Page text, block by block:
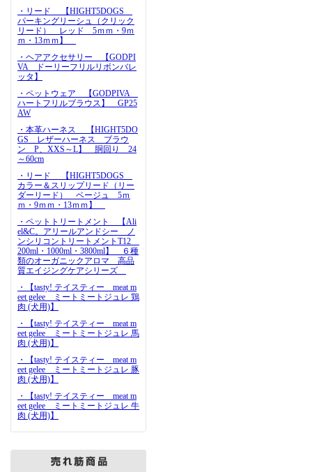
・リード 【HIGHT5DOGS
パーキングリーシュ（クリック
リード） レッド 5ｍｍ・9ｍ
ｍ・13ｍｍ】
・ヘアアクセサリー 【GODPI
VA ドーリーフリルリボンバレ
ッタ】
・ペットウェア 【GODPIVA
ハートフリルブラウス】 GP25
AW
・本革ハーネス 【HIGHT5DO
GS レザーハーネス ブラウ
ン P、XXS～L】 胴回り 24
～60cm
・リード 【HIGHT5DOGS
カラー＆スリップリード（リー
ダーリード） ベージュ 5ｍ
ｍ・9ｍｍ・13ｍｍ】
・ペットトリートメント 【Ali
el&C。アリールアンドシー ノ
ンシリコントリートメントT12
200ml・1000ml・3800ml】 ６種
類のオーガニックアロマ 高品
質エイジングケアシリーズ
・【tasty! テイスティー meat m
eet gelee ミートミートジュレ 鶏
肉 (犬用)】
・【tasty! テイスティー meat m
eet gelee ミートミートジュレ 馬
肉 (犬用)】
・【tasty! テイスティー meat m
eet gelee ミートミートジュレ 豚
肉 (犬用)】
・【tasty! テイスティー meat m
eet gelee ミートミートジュレ 牛
肉 (犬用)】